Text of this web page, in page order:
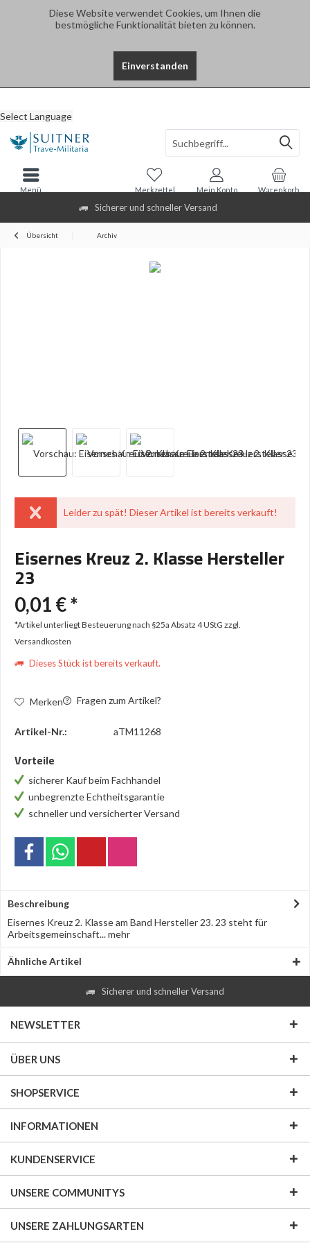
Diese Website verwendet Cookies, um Ihnen die
bestmögliche Funktionalität bieten zu können.
Einverstanden
Sicherer und schneller Versand
Select Language
Warenkorb
Merkzettel Mein Konto
Menü
Übersicht Archiv
Leider zu spät! Dieser Artikel ist bereits verkauft!
Eisernes Kreuz 2. Klasse Hersteller
23
0,01 € *
*Artikel unterliegt Besteuerung nach §25a Absatz 4 UStG zzgl.
Versandkosten
Dieses Stück ist bereits verkauft.
Merken Fragen zum Artikel?
Artikel-Nr.: aTM11268
Vorteile
sicherer Kauf beim Fachhandel
unbegrenzte Echtheitsgarantie
schneller und versicherter Versand
Beschreibung
Eisernes Kreuz 2. Klasse am Band Hersteller 23. 23 steht für
Arbeitsgemeinschaft...mehr
Ähnliche Artikel
Sicherer und schneller Versand
NEWSLETTER
ÜBER UNS
SHOPSERVICE
INFORMATIONEN
KUNDENSERVICE
UNSERE COMMUNITYS
UNSERE ZAHLUNGSARTEN